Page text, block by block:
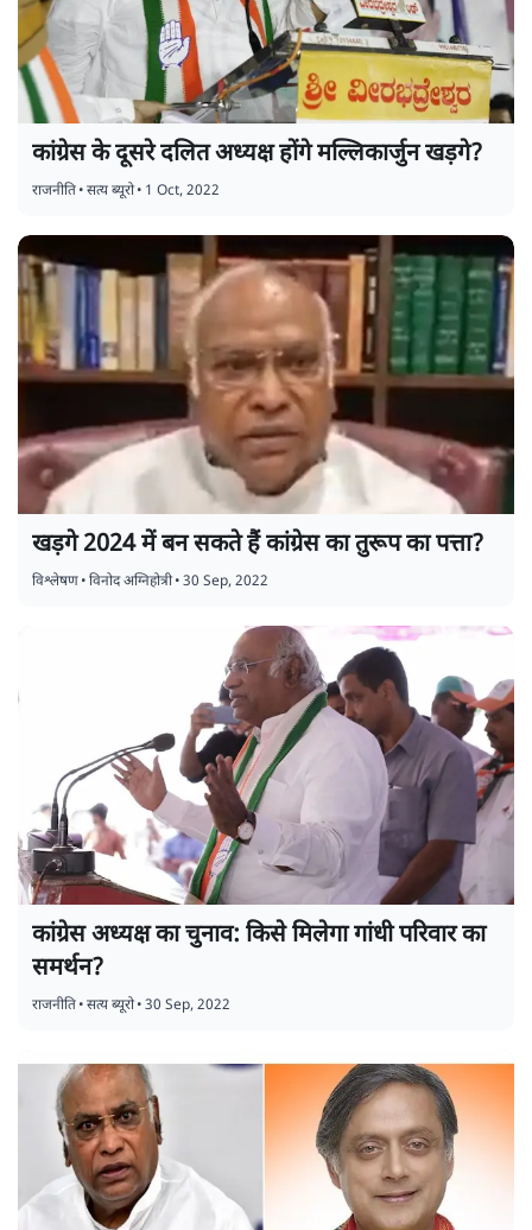
कांग्रेस के दूसरे दलित अध्यक्ष होंगे मल्लिकार्जुन खड़गे?
राजनीति•सत्य ब्यूरो• 1 Oct, 2022
खड़गे 2024 में बन सकते हैं कांग्रेस का तुरूप का पत्ता?
विश्लेषण•विनोद अग्निहोत्री•30 Sep, 2022
कांग्रेस अध्यक्ष का चुनाव: किसे मिलेगा गांधी परिवार का
समर्थन?
राजनीति•सत्य ब्यूरो•30 Sep, 2022